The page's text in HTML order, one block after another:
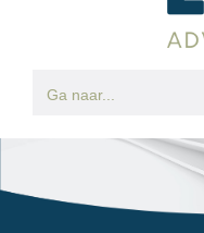
Ga naar...